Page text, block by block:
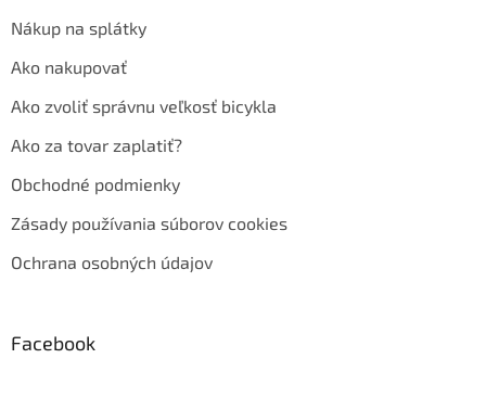
Nákup na splátky
Ako nakupovať
Ako zvoliť správnu veľkosť bicykla
Ako za tovar zaplatiť?
Obchodné podmienky
Zásady používania súborov cookies
Ochrana osobných údajov
Facebook